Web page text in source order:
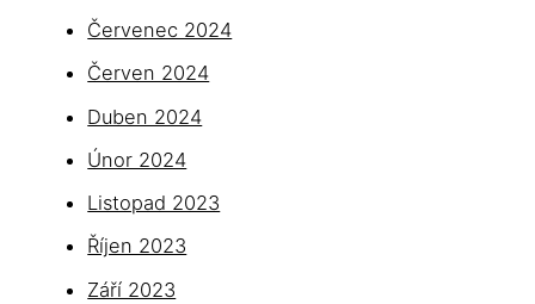
Červenec 2024
Červen 2024
Duben 2024
Únor 2024
Listopad 2023
Říjen 2023
Září 2023